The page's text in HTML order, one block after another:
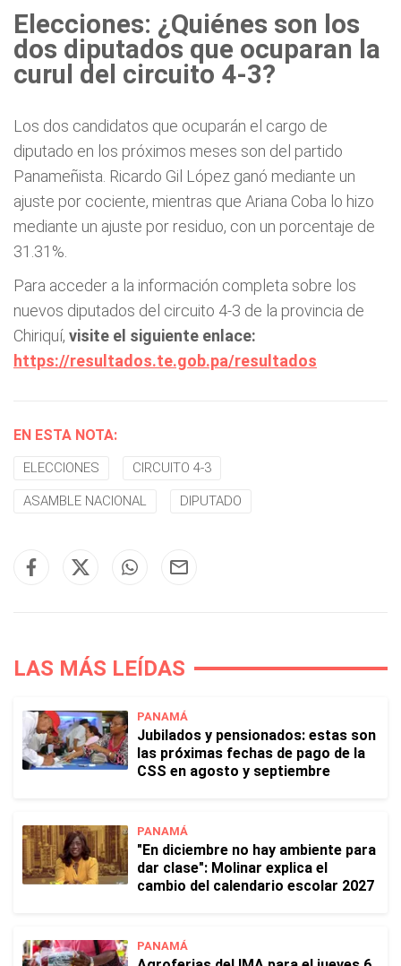
Elecciones: ¿Quiénes son los
dos diputados que ocuparan la
curul del circuito 4-3?
Los dos candidatos que ocuparán el cargo de
diputado en los próximos meses son del partido
Panameñista. Ricardo Gil López ganó mediante un
ajuste por cociente, mientras que Ariana Coba lo hizo
mediante un ajuste por residuo, con un porcentaje de
31.31%.
Para acceder a la información completa sobre los
nuevos diputados del circuito 4-3 de la provincia de
Chiriquí, visite el siguiente enlace:
https://resultados.te.gob.pa/resultados
EN ESTA NOTA:
ELECCIONES CIRCUITO 4-3
ASAMBLE NACIONAL DIPUTADO
LAS MÁS LEÍDAS
PANAMÁ
Jubilados y pensionados: estas son
las próximas fechas de pago de la
CSS en agosto y septiembre
PANAMÁ
"En diciembre no hay ambiente para
dar clase": Molinar explica el
cambio del calendario escolar 2027
PANAMÁ